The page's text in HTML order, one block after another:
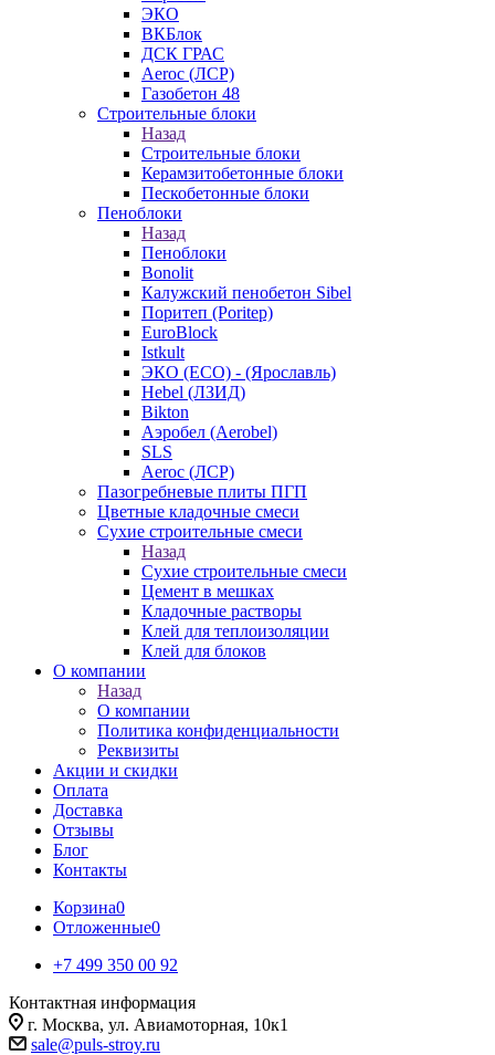
ЭКО
ВКБлок
ДСК ГРАС
Aeroc (ЛСР)
Газобетон 48
Строительные блоки
Назад
Строительные блоки
Керамзитобетонные блоки
Пескобетонные блоки
Пеноблоки
Назад
Пеноблоки
Bonolit
Калужский пенобетон Sibel
Поритеп (Poritep)
EuroBlock
Istkult
ЭКО (ECO) - (Ярославль)
Hebel (ЛЗИД)
Bikton
Аэробел (Aerobel)
SLS
Aeroc (ЛСР)
Пазогребневые плиты ПГП
Цветные кладочные смеси
Сухие строительные смеси
Назад
Сухие строительные смеси
Цемент в мешках
Кладочные растворы
Клей для теплоизоляции
Клей для блоков
О компании
Назад
О компании
Политика конфиденциальности
Реквизиты
Акции и скидки
Оплата
Доставка
Отзывы
Блог
Контакты
Корзина0
Отложенные0
+7 499 350 00 92
Контактная информация
г. Москва, ул. Авиамоторная, 10к1
sale@puls-stroy.ru